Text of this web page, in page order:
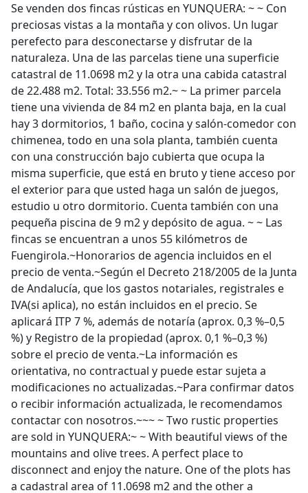
Se venden dos fincas rústicas en YUNQUERA: ~ ~ Con
preciosas vistas a la montaña y con olivos. Un lugar
perefecto para desconectarse y disfrutar de la
naturaleza. Una de las parcelas tiene una superficie
catastral de 11.0698 m2 y la otra una cabida catastral
de 22.488 m2. Total: 33.556 m2.~ ~ La primer parcela
tiene una vivienda de 84 m2 en planta baja, en la cual
hay 3 dormitorios, 1 baño, cocina y salón-comedor con
chimenea, todo en una sola planta, también cuenta
con una construcción bajo cubierta que ocupa la
misma superficie, que está en bruto y tiene acceso por
el exterior para que usted haga un salón de juegos,
estudio u otro dormitorio. Cuenta también con una
pequeña piscina de 9 m2 y depósito de agua. ~ ~ Las
fincas se encuentran a unos 55 kilómetros de
Fuengirola.~Honorarios de agencia incluidos en el
precio de venta.~Según el Decreto 218/2005 de la Junta
de Andalucía, que los gastos notariales, registrales e
IVA(si aplica), no están incluidos en el precio. Se
aplicará ITP 7 %, además de notaría (aprox. 0,3 %–0,5
%) y Registro de la propiedad (aprox. 0,1 %–0,3 %)
sobre el precio de venta.~La información es
orientativa, no contractual y puede estar sujeta a
modificaciones no actualizadas.~Para confirmar datos
o recibir información actualizada, le recomendamos
contactar con nosotros.~~~ ~ Two rustic properties
are sold in YUNQUERA:~ ~ With beautiful views of the
mountains and olive trees. A perfect place to
disconnect and enjoy the nature. One of the plots has
a cadastral area of 11.0698 m2 and the other a